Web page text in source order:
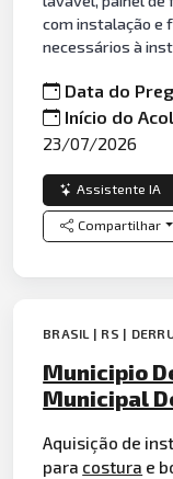
com instalação e
necessários à
Data do
Início do
23/07/2026
Assistente IA
Compartilhar
BRASIL | RS |
Municipio
Municipal
Aquisição de
para costura e